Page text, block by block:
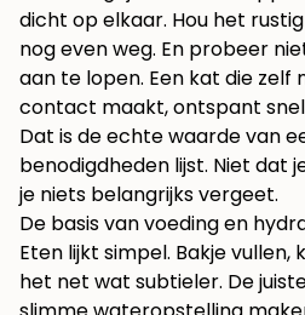
dicht op elkaar. Hou het
nog even weg. En probeer
aan te lopen. Een kat die zelf
contact maakt, ontspant
Dat is de echte waarde van
benodigdheden lijst. Niet dat
je niets belangrijks vergeet.
De basis van voeding en
Eten lijkt simpel. Bakje
het net wat subtieler. De